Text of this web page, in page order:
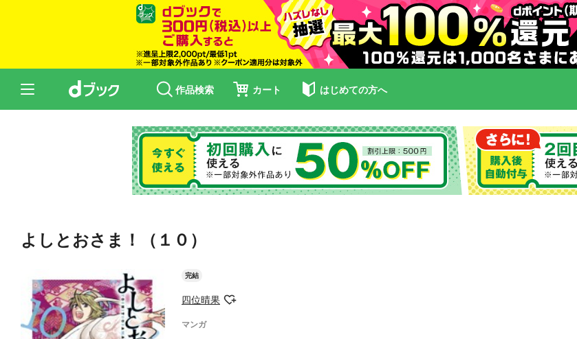
作品検索 カート はじめての方へ
よしとおさま！（１０）
完結
四位晴果
マンガ